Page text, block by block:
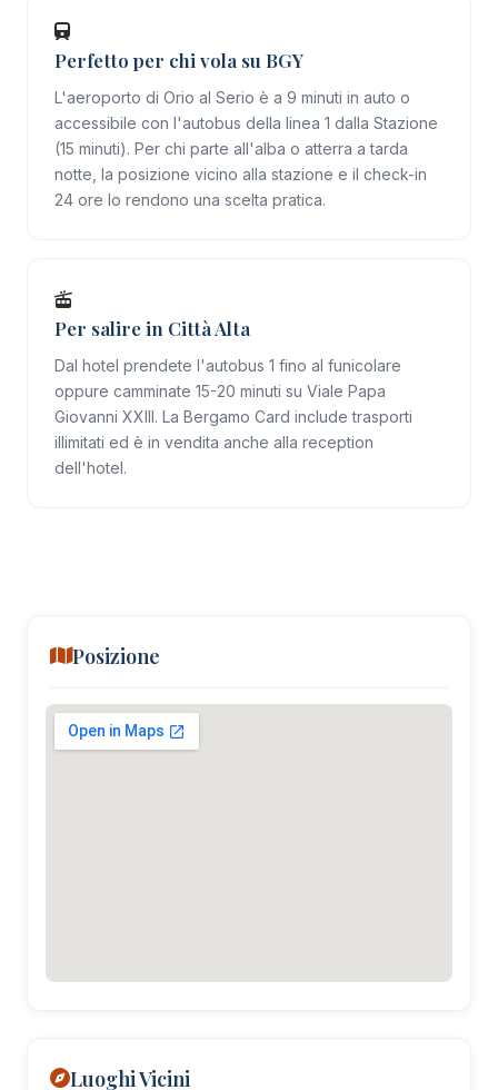
Perfetto per chi vola su BGY
L'aeroporto di Orio al Serio è a 9 minuti in auto o
accessibile con l'autobus della linea 1 dalla Stazione
(15 minuti). Per chi parte all'alba o atterra a tarda
notte, la posizione vicino alla stazione e il check-in
24 ore lo rendono una scelta pratica.
Per salire in Città Alta
Dal hotel prendete l'autobus 1 fino al funicolare
oppure camminate 15-20 minuti su Viale Papa
Giovanni XXIII. La Bergamo Card include trasporti
illimitati ed è in vendita anche alla reception
dell'hotel.
Posizione
Luoghi Vicini